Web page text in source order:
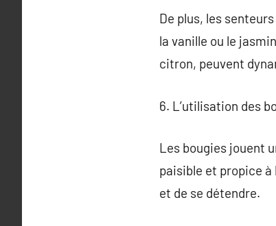
De plus, les
la vanille ou le
citron, peuvent
6. L’utilisation des
Les bougies jouent
paisible et propice
et de se détendre.